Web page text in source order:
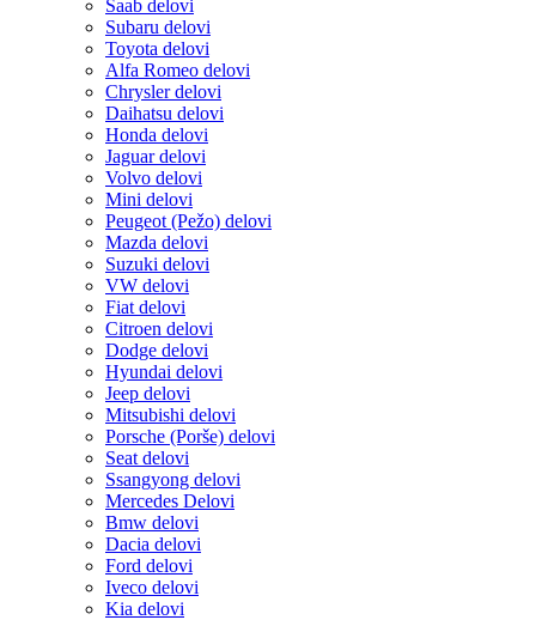
Saab delovi
Subaru delovi
Toyota delovi
Alfa Romeo delovi
Chrysler delovi
Daihatsu delovi
Honda delovi
Jaguar delovi
Volvo delovi
Mini delovi
Peugeot (Pežo) delovi
Mazda delovi
Suzuki delovi
VW delovi
Fiat delovi
Citroen delovi
Dodge delovi
Hyundai delovi
Jeep delovi
Mitsubishi delovi
Porsche (Porše) delovi
Seat delovi
Ssangyong delovi
Mercedes Delovi
Bmw delovi
Dacia delovi
Ford delovi
Iveco delovi
Kia delovi